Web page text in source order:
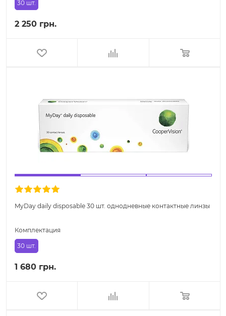
30 шт.
2 250 грн.
MyDay daily disposable 30 шт. однодневные контактные линзы
Комплектация
30 шт.
1 680 грн.